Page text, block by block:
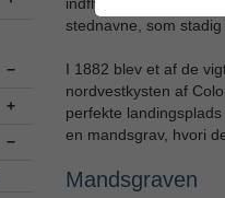
stednavne, som
I 1882 blev et af de
nordvestkysten af
perfekte
en mandsgrav, hvori
Mandsgraven